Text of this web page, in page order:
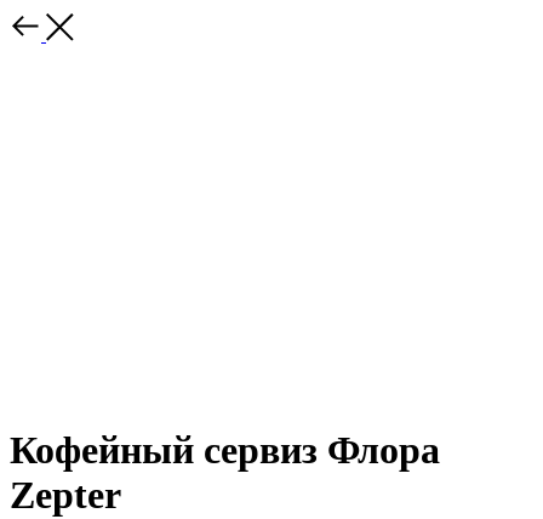
Кофейный сервиз Флора
Zepter